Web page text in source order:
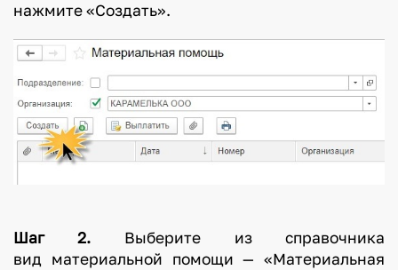
нажмите «Создать».
Шаг 2. Выберите из справочника
вид материальной помощи — «Материальная